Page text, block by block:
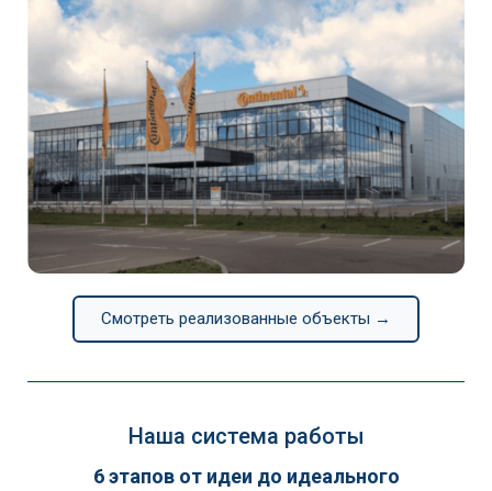
Continental
Смотреть реализованные объекты →
Наша система работы
6 этапов от идеи до идеального